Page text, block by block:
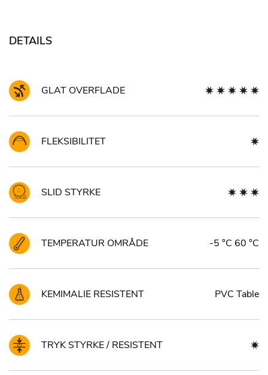
DETAILS
GLAT OVERFLADE
FLEKSIBILITET
SLID STYRKE
TEMPERATUR OMRÅDE -5 °C 60 °C
KEMIMALIE RESISTENT PVC Table
TRYK STYRKE / RESISTENT